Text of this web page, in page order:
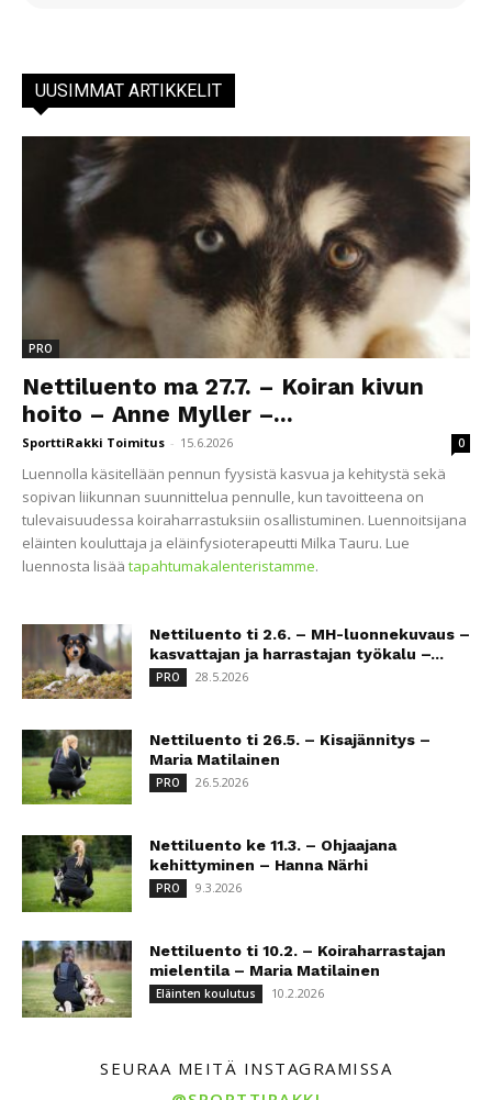
UUSIMMAT ARTIKKELIT
PRO
Nettiluento ma 27.7. – Koiran kivun
hoito – Anne Myller –...
SporttiRakki Toimitus - 15.6.2026 0
Luennolla käsitellään pennun fyysistä kasvua ja kehitystä sekä
sopivan liikunnan suunnittelua pennulle, kun tavoitteena on
tulevaisuudessa koiraharrastuksiin osallistuminen. Luennoitsijana
eläinten kouluttaja ja eläinfysioterapeutti Milka Tauru. Lue
luennosta lisää tapahtumakalenteristamme.
Nettiluento ti 2.6. – MH-luonnekuvaus –
kasvattajan ja harrastajan työkalu –...
PRO 28.5.2026
Nettiluento ti 26.5. – Kisajännitys –
Maria Matilainen
PRO 26.5.2026
Nettiluento ke 11.3. – Ohjaajana
kehittyminen – Hanna Närhi
PRO 9.3.2026
Nettiluento ti 10.2. – Koiraharrastajan
mielentila – Maria Matilainen
Eläinten koulutus 10.2.2026
SEURAA MEITÄ INSTAGRAMISSA